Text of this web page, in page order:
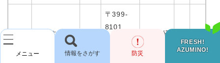
メニュー
私立
認定やまぶ
きこども園
〒399-
8101
三郷明盛
6ヶ月経
過
○ ○
FRESH!
AZUMINO!
検
防災